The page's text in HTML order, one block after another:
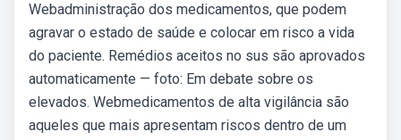
Webadministração dos medicamentos, que podem
agravar o estado de saúde e colocar em risco a vida
do paciente. Remédios aceitos no sus são aprovados
automaticamente — foto: Em debate sobre os
elevados. Webmedicamentos de alta vigilância são
aqueles que mais apresentam riscos dentro de um